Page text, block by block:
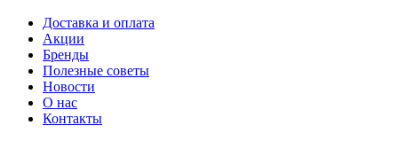
Доставка и оплата
Акции
Бренды
Полезные советы
Новости
О нас
Контакты